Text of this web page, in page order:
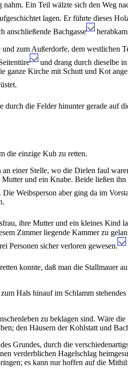
Ein Teil wälzte sich den Weg
lagen. Er führte dieses
anschließende Bachgasse
zum Außerdorfe, dem westlichen
und drang durch dieselbe
Kirche mit Schutt und Kot
durch die Felder hinunter gerade auf
die einzige Kuh zu retten.
einer Stelle, wo die Dielen faul
und ein Knabe. Beide ließen
Weibsperson aber ging da im
ihre Mutter und ein kleines Kind
Zimmer liegende Kammer zu
Personen sicher verloren gewesen.
konnte, daß man die Stallmauer
Hals hinauf im Schlamm
zu beklagen sind. Wäre
den Häusern der Kohlstatt und
Grundes, durch die
verderblichen Hagelschlag
es kann nur hoffen auf die